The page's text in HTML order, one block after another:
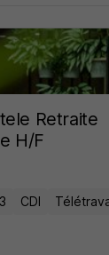
Retraite
H/F
CDI